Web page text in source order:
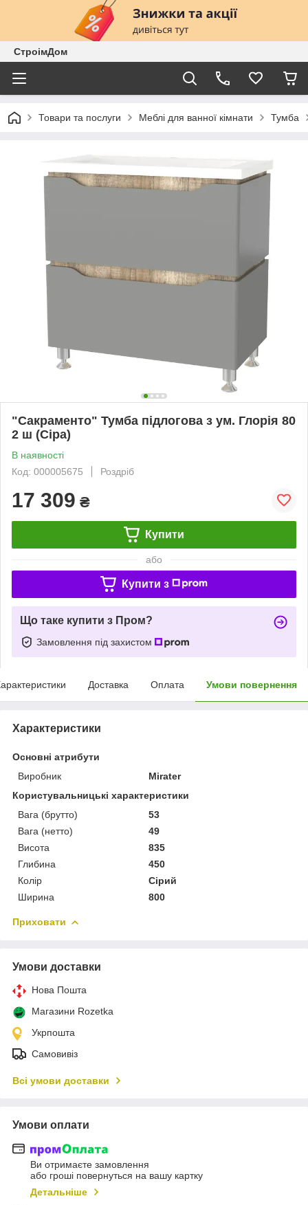
СтроімДом
Товари та послуги Меблі для ванної кімнати Тумба
"Сакраменто" Тумба підлогова з ум. Глорія 80
2 ш (Сіра)
В наявності
Код: 000005675
Роздріб
17 309 ₴
Купити
або
Купити з
Що таке купити з Пром?
Замовлення під захистом
Доставка Оплата Умови повернення
Характеристики
Основні атрибути
Виробник
Mirater
Користувальницькі характеристики
Вага (брутто)
53
Вага (нетто)
49
Висота
835
Глибина
450
Колір
Сірий
Ширина
800
Приховати
Умови доставки
Нова Пошта
Магазини Rozetka
Укрпошта
Самовивіз
Всі умови доставки
Умови оплати
Ви отримаєте замовлення
або гроші повернуться на вашу картку
Детальніше